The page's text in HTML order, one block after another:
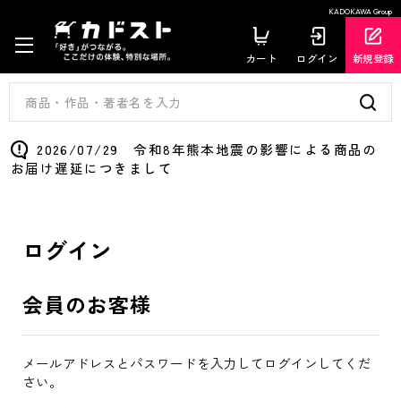
KADOKAWA Group
カート ログイン 新規登録
2026/07/29 令和8年熊本地震の影響による商品の
お届け遅延につきまして
ログイン
会員のお客様
メールアドレスとパスワードを入力してログインしてくだ
さい。